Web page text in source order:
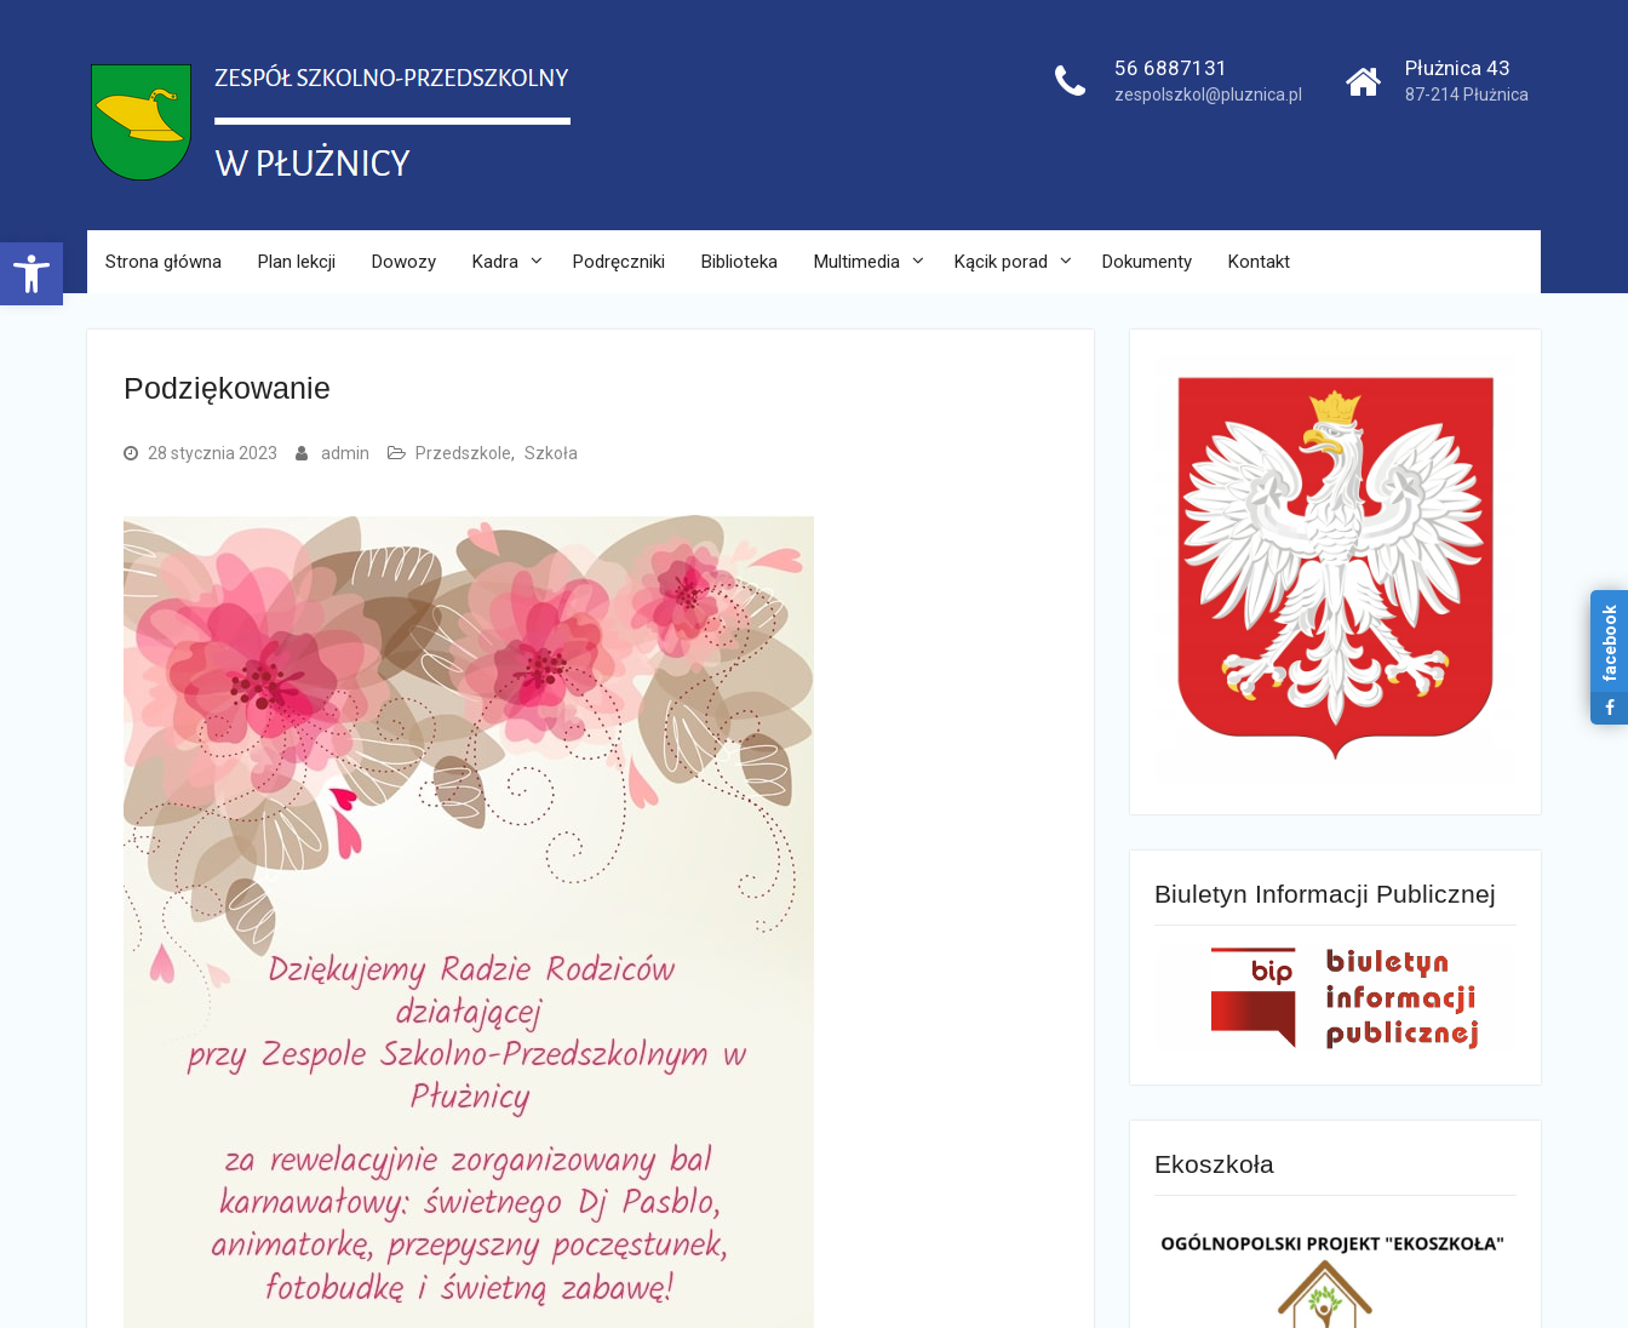
Open toolbar
56 6887131
zespolszkol@pluznica.pl
Płużnica 43
87-214 Płużnica
Strona główna Plan lekcji Dowozy Kadra Podręczniki Biblioteka Multimedia Kącik porad Dokumenty Kontakt
Podziękowanie
28 stycznia 2023 admin Przedszkole, Szkoła
Biuletyn Informacji Publicznej
Ekoszkoła
facebook